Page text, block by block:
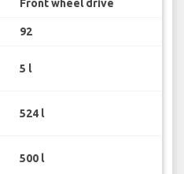
Front wheel drive
92
5 l
524 l
500 l